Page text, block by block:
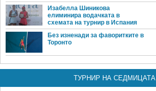
Изабелла Шиникова
елиминира водачката в
схемата на турнир в Испания
Без изненади за фаворитките в
Торонто
ТУРНИР НА СЕДМИЦАТА